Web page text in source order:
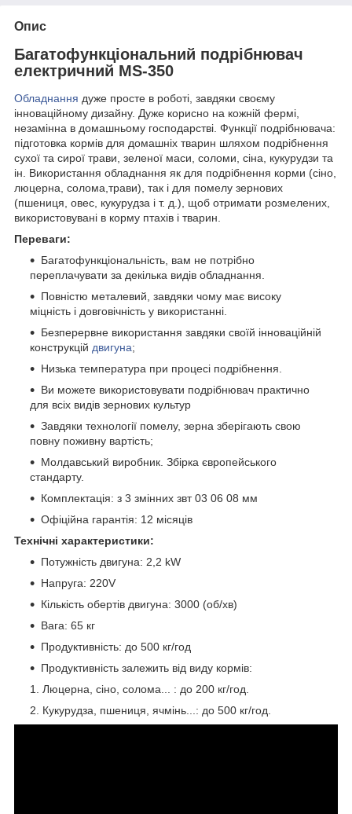
Опис
Багатофункціональний подрібнювач
електричний MS-350
Обладнання дуже просте в роботі, завдяки своєму
інноваційному дизайну. Дуже корисно на кожній фермі,
незамінна в домашньому господарстві. Функції подрібнювача:
підготовка кормів для домашніх тварин шляхом подрібнення
сухої та сирої трави, зеленої маси, соломи, сіна, кукурудзи та
ін. Використання обладнання як для подрібнення корми (сіно,
люцерна, солома,трави), так і для помелу зернових
(пшениця, овес, кукурудза і т. д.), щоб отримати розмелених,
використовувані в корму птахів і тварин.
Переваги:
Багатофункціональність, вам не потрібно
переплачувати за декілька видів обладнання.
Повністю металевий, завдяки чому має високу
міцність і довговічність у використанні.
Безперервне використання завдяки своїй інноваційній
конструкцій двигуна;
Низька температура при процесі подрібнення.
Ви можете використовувати подрібнювач практично
для всіх видів зернових культур
Завдяки технології помелу, зерна зберігають свою
повну поживну вартість;
Молдавський виробник. Збірка європейського
стандарту.
Комплектація: з 3 змінних звт 03 06 08 мм
Офіційна гарантія: 12 місяців
Технічні характеристики:
Потужність двигуна: 2,2 kW
Напруга: 220V
Кількість обертів двигуна: 3000 (об/хв)
Вага: 65 кг
Продуктивність: до 500 кг/год
Продуктивність залежить від виду кормів:
Люцерна, сіно, солома... : до 200 кг/год.
Кукурудза, пшениця, ячмінь...: до 500 кг/год.